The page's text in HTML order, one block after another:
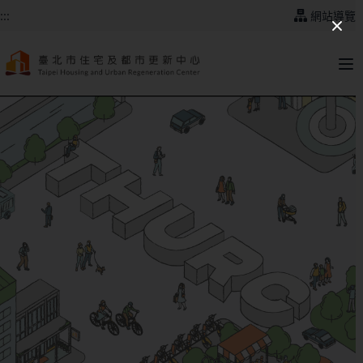
跳到主要內容
::: 網站導覽
:::